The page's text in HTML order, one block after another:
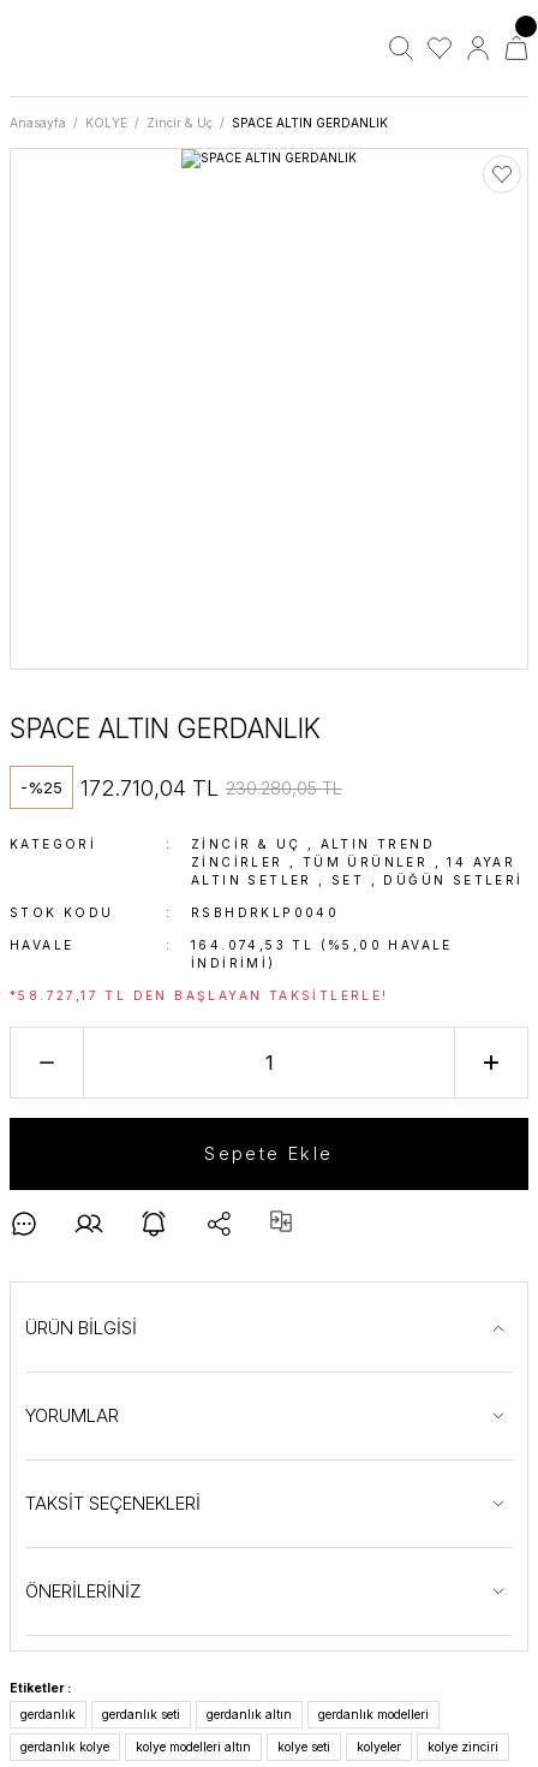
Anasayfa KOLYE Zincir & Uç SPACE ALTIN GERDANLIK
SPACE ALTIN GERDANLIK
-%25 172.710,04 TL 230.280,05 TL
KATEGORI ZINCIR & UÇ
ALTIN TREND
ZINCIRLER
TÜM ÜRÜNLER ,14 AYAR
ALTIN SETLER
SET DÜĞÜN SETLERI
STOK KODU RSBHDRKLP0040
HAVALE
164.074,53 TL (%5,00 HAVALE
INDIRIMI)
*58.727,17 TL DEN BAŞLAYAN TAKSITLERLE!
Sepete Ekle
ÜRÜN BİLGİSİ
YORUMLAR
TAKSİT SEÇENEKLERİ
ÖNERİLERİNİZ
Etiketler :
gerdanlık
gerdanlık seti gerdanlık altın gerdanlık modelleri
gerdanlık kolye kolye modelleri altın kolye seti kolyeler kolye zinciri